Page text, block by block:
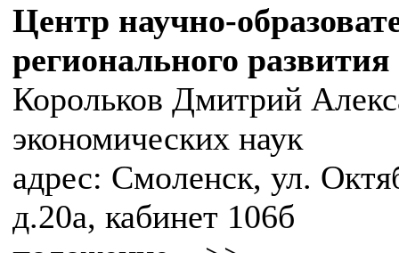
Центр научно-
регионального развития
Корольков Дмитрий
экономических наук
адрес: Смоленск, ул.
д.20а, кабинет 106б